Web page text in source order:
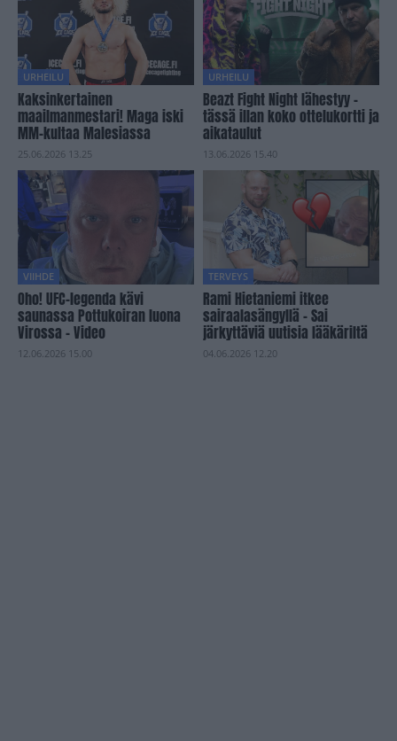
URHEILU
Kaksinkertainen
maailmanmestari! Maga iski
MM-kultaa Malesiassa
25.06.2026 13.25
URHEILU
Beazt Fight Night lähestyy –
tässä illan koko ottelukortti ja
aikataulut
13.06.2026 15.40
VIIHDE
Oho! UFC-legenda kävi
saunassa Pottukoiran luona
Virossa – Video
12.06.2026 15.00
TERVEYS
Rami Hietaniemi itkee
sairaalasängyllä – Sai
järkyttäviä uutisia lääkäriltä
04.06.2026 12.20